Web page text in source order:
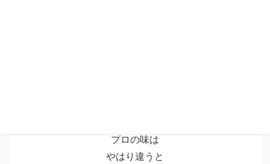
プロの味は
やはり違うと